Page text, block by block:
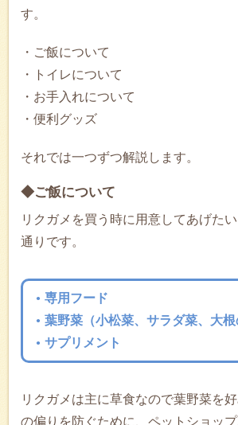
す。
・ご飯について
・トイレについて
・お手入れについて
・便利グッズ
それでは一つずつ解説します。
◆ご飯について
リクガメを買う時に用意してあげた
通りです。
専用フード
葉野菜（小松菜、サラダ菜、大根
サプリメント
リクガメは主に草食なので葉野菜を
の偏りを防ぐために、ペットショッ